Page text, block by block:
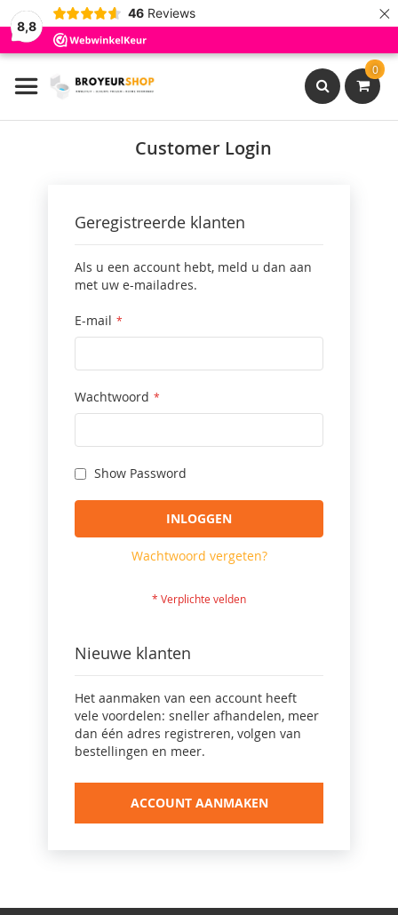
8,8
46 Reviews ×
Ga
naar
de
0
Search
Customer Login
Geregistreerde klanten
Als u een account hebt, meld u dan aan
met uw e-mailadres.
E-mail
Wachtwoord
Show Password
INLOGGEN
Wachtwoord vergeten?
Nieuwe klanten
Het aanmaken van een account heeft
vele voordelen: sneller afhandelen, meer
dan één adres registreren, volgen van
bestellingen en meer.
ACCOUNT AANMAKEN